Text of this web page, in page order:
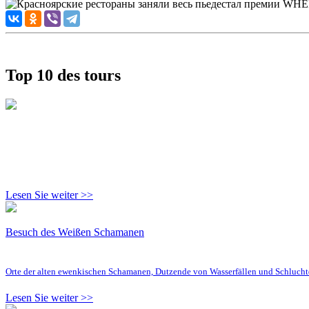
Top 10 des tours
Lesen Sie weiter >>
Besuch des Weißen Schamanen
Orte der alten ewenkischen Schamanen, Dutzende von Wasserfällen und
Lesen Sie weiter >>